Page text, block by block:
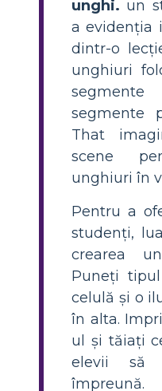
unghi. un
a evidenția
dintr-o
unghiuri
segmente
That
scene
unghiuri în
Pentru a
studenți,
crearea
Puneți
celulă și o
în alta.
ul și tăiați
elevii să
împreună.